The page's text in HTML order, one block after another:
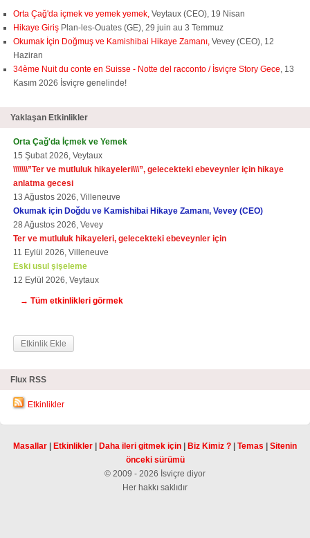
Orta Çağ'da içmek ve yemek yemek, Veytaux (CEO), 19 Nisan
Hikaye Giriş Plan-les-Ouates (GE), 29 juin au 3 Temmuz
Okumak İçin Doğmuş ve Kamishibai Hikaye Zamanı, Vevey (CEO), 12
Haziran
34ème Nuit du conte en Suisse - Notte del racconto / İsviçre Story Gece, 13
Kasım 2026 İsviçre genelinde!
Yaklaşan Etkinlikler
Orta Çağ'da İçmek ve Yemek
15 Şubat 2026, Veytaux
\\\\\\\”Ter ve mutluluk hikayeleri\\\”, gelecekteki ebeveynler için hikaye
anlatma gecesi
13 Ağustos 2026, Villeneuve
Okumak için Doğdu ve Kamishibai Hikaye Zamanı, Vevey (CEO)
28 Ağustos 2026, Vevey
Ter ve mutluluk hikayeleri, gelecekteki ebeveynler için
11 Eylül 2026, Villeneuve
Eski usul şişeleme
12 Eylül 2026, Veytaux
→ Tüm etkinlikleri görmek
Etkinlik Ekle
Flux RSS
Etkinlikler
Masallar Etkinlikler Daha ileri gitmek için Biz Kimiz ? Temas
Sitenin
önceki sürümü
© 2009 - 2026 İsviçre diyor
Her hakkı saklıdır